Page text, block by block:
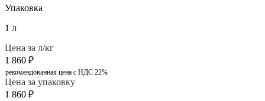
Упаковка
1 л
Цена за л/кг
1 860 ₽
рекомендованная цена с НДС 22%
Цена за упаковку
1 860 ₽